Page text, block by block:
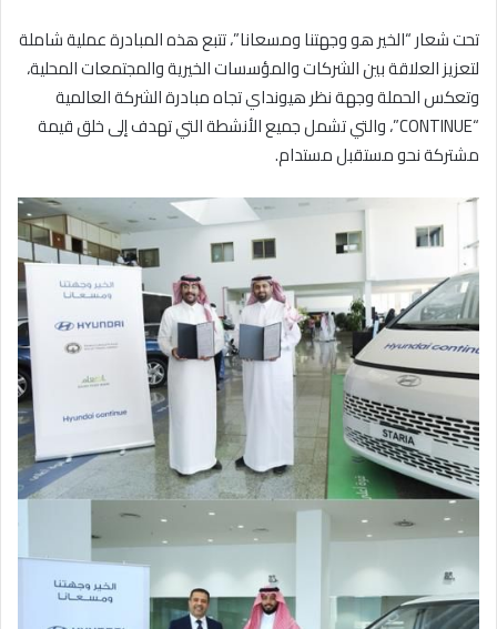
تحت شعار “الخير هو وجهتنا ومسعانا”، تتبع هذه المبادرة عملية شاملة
لتعزيز العلاقة بين الشركات والمؤسسات الخيرية والمجتمعات المحلية،
وتعكس الحملة وجهة نظر هيونداي تجاه مبادرة الشركة العالمية
“CONTINUE”، والتي تشمل جميع الأنشطة التي تهدف إلى خلق قيمة
مشتركة نحو مستقبل مستدام.